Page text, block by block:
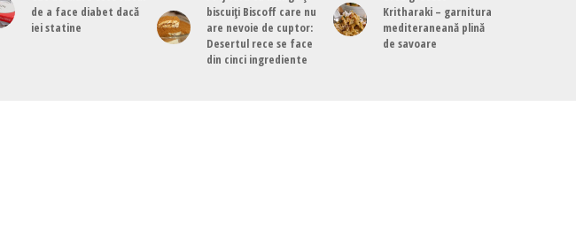
de a face diabet dacă
iei statine
biscuiți Biscoff care nu
are nevoie de cuptor:
Desertul rece se face
din cinci ingrediente
Kritharaki – garnitura
mediteraneană plină
de savoare